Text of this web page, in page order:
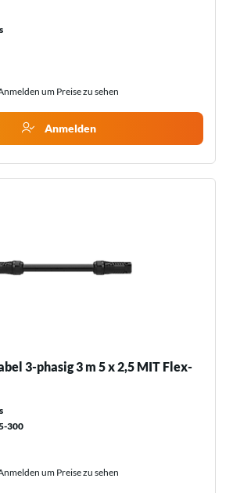
um Preise zu sehen
Anmelden
3-phasig 3 m 5 x 2,5 MIT Flex-
300
um Preise zu sehen